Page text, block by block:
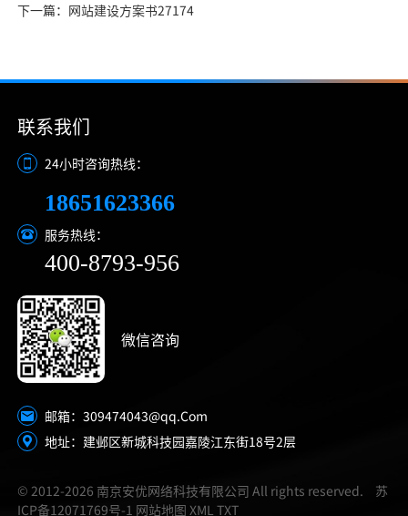
下一篇：网站建设方案书27174
联系我们
24小时咨询热线：
18651623366
服务热线：
400-8793-956
微信咨询
邮箱： 309474043@qq.Com
地址：建邺区新城科技园嘉陵江东街18号2层
© 2012-2026 南京安优网络科技有限公司 All rights reserved.
苏
ICP备12071769号-1 网站地图 XML TXT